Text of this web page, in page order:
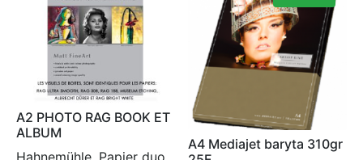
A2 PHOTO RAG BOOK ET
ALBUM
A4 Mediajet baryta 310gr